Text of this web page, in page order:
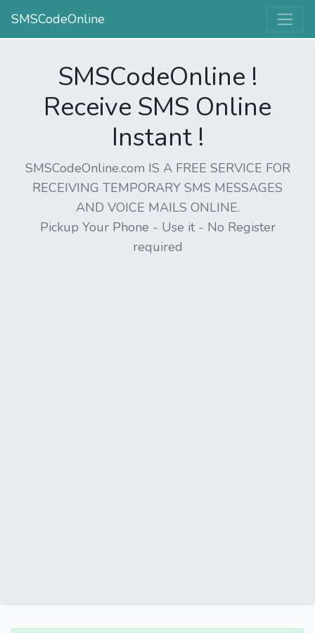
SMSCodeOnline
SMSCodeOnline !
Receive SMS Online
Instant !
SMSCodeOnline.com IS A FREE SERVICE FOR
RECEIVING TEMPORARY SMS MESSAGES
AND VOICE MAILS ONLINE.
Pickup Your Phone - Use it - No Register
required